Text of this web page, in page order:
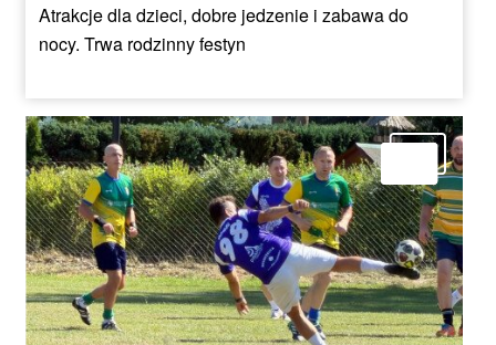
Atrakcje dla dzieci, dobre jedzenie i zabawa do
nocy. Trwa rodzinny festyn